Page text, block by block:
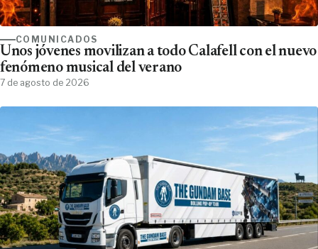
COMUNICADOS
Unos jóvenes movilizan a todo Calafell con el nuevo
fenómeno musical del verano
7 de agosto de 2026